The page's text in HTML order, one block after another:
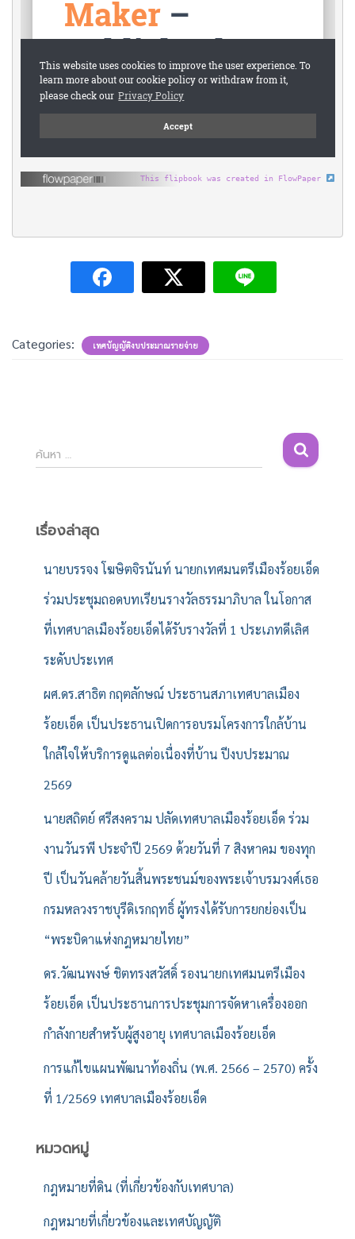
This flipbook was created in FlowPaper
Categories: เทศบัญญัติงบประมาณรายจ่าย
ค้
น
สำ
ค้นหา …
เรื่องล่าสุด
นายบรรจง โฆษิตจิรนันท์ นายกเทศมนตรีเมืองร้อยเอ็ด
ร่วมประชุมถอดบทเรียนรางวัลธรรมาภิบาล ในโอกาส
ที่เทศบาลเมืองร้อยเอ็ดได้รับรางวัลที่ 1 ประเภทดีเลิศ
ระดับประเทศ
ผศ.ดร.สาธิต กฤตลักษณ์ ประธานสภาเทศบาลเมือง
ร้อยเอ็ด เป็นประธานเปิดการอบรมโครงการใกล้บ้าน
ใกล้ใจให้บริการดูแลต่อเนื่องที่บ้าน ปีงบประมาณ
2569
นายสถิตย์ ศรีสงคราม ปลัดเทศบาลเมืองร้อยเอ็ด ร่วม
งานวันรพี ประจำปี 2569 ด้วยวันที่ 7 สิงหาคม ของทุก
ปี เป็นวันคล้ายวันสิ้นพระชนม์ของพระเจ้าบรมวงศ์เธอ
กรมหลวงราชบุรีดิเรกฤทธิ์ ผู้ทรงได้รับการยกย่องเป็น
“พระบิดาแห่งกฎหมายไทย”
ดร.วัฒนพงษ์ ชิตทรงสวัสดิ์ รองนายกเทศมนตรีเมือง
ร้อยเอ็ด เป็นประธานการประชุมการจัดหาเครื่องออก
กำลังกายสำหรับผู้สูงอายุ เทศบาลเมืองร้อยเอ็ด
การแก้ไขแผนพัฒนาท้องถิ่น (พ.ศ. 2566 – 2570) ครั้ง
ที่ 1/2569 เทศบาลเมืองร้อยเอ็ด
หมวดหมู่
กฎหมายที่ดิน (ที่เกี่ยวข้องกับเทศบาล)
กฎหมายที่เกี่ยวข้องและเทศบัญญัติ